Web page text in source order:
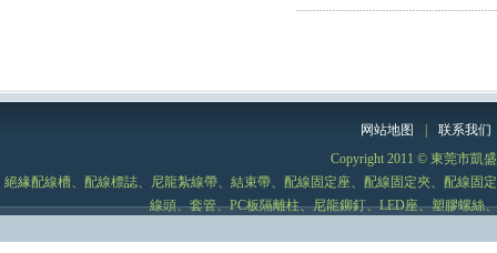
网站地图
联系我们
Copyright 2011 © 東莞市
絕緣配線槽、配線標誌、尼龍紮線帶、結束帶、配線固定座、配線固定夾、配線
線頭、套管、PC板隔離柱、尼龍鉚釘、LED座、塑膠螺絲